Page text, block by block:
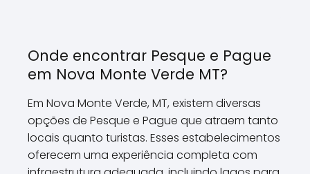
Onde encontrar Pesque e Pague
em Nova Monte Verde MT?
Em Nova Monte Verde, MT, existem diversas
opções de Pesque e Pague que atraem tanto
locais quanto turistas. Esses estabelecimentos
oferecem uma experiência completa com